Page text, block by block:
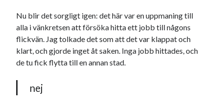
Pejpalla!
Nu blir det sorgligt igen: det här var en uppmaning till
alla i vänkretsen att försöka hitta ett jobb till någons
flickvän. Jag tolkade det som att det var klappat och
klart, och gjorde inget åt saken. Inga jobb hittades, och
de tu fick flytta till en annan stad.
nej